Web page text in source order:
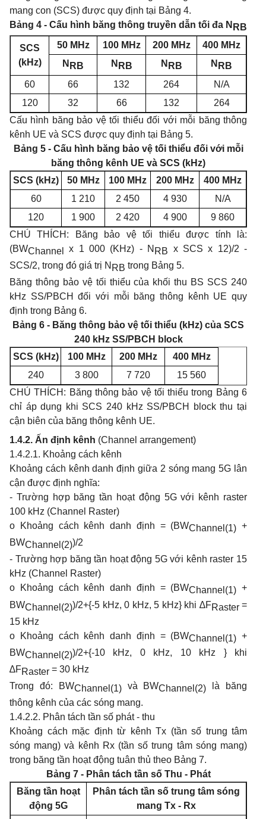
mang con (SCS) được quy định tại Bảng 4.
Bảng 4 - Cấu hình băng thông truyền dẫn tối đa N RB
SCS
(kHz)
50 MHz 100 MHz 200 MHz
400 MHz
N RB N RB N RB N RB
60
66 132 264
N/A
120
32 66 132
264
Cấu hình băng bảo vệ tối thiểu đối với mỗi băng thông
kênh UE và SCS được quy định tại Bảng 5.
Bảng 5 - Cấu hình băng bảo vệ tối thiểu đối với mỗi
băng thông kênh UE và SCS (kHz)
SCS (kHz)
50 MHz 100 MHz 200 MHz
400 MHz
60
1 210 2 450 4 930
N/A
120
1 900 2 420 4 900
9 860
CHÚ THÍCH: Băng bảo vệ tối thiểu được tính là:
(BWChannel x 1 000 (KHz) - N RB x SCS x 12)/2 -
SCS/2, trong đó giá trị N RB trong Bảng 5.
Băng thông bảo vệ tối thiểu của khối thu BS SCS 240
kHz SS/PBCH đối với mỗi băng thông kênh UE quy
định trong Bảng 6.
Bảng 6 - Băng thông bảo vệ tối thiểu (kHz) của SCS
240 kHz SS/PBCH block
SCS (kHz)
100 MHz 200 MHz
400 MHz
240
3 800 7 720
15 560
CHÚ THÍCH: Băng thông bảo vệ tối thiểu trong Bảng 6
chỉ áp dụng khi SCS 240 kHz SS/PBCH block thu tại
cận biên của băng thông kênh UE.
1.4.2. Ấn định kênh (Channel arrangement)
1.4.2.1. Khoảng cách kênh
Khoảng cách kênh danh định giữa 2 sóng mang 5G lân
cận được định nghĩa:
- Trường hợp băng tần hoạt động 5G với kênh raster
100 kHz (Channel Raster)
o Khoảng cách kênh danh định = (BWChannel(1) +
BWChanne (2))/2
- Trường hợp băng tần hoạt động 5G với kênh raster 15
kHz (Channel Raster)
o Khoảng cách kênh danh định = (BWChannel(1) +
BWChannel(2))/2+{-5 kHz, 0 kHz, 5 kHz} khi ∆FRaster=
15 kHz
o Khoảng cách kênh danh định = (BWChannel(1) +
BWChannel(2))/2+{-10 kHz, 0 kHz, 10 kHz } khi
∆FRaster = 30 kHz
Trong đó: BWChannel(1)và BWChannel(2) là băng
thông kênh của các sóng mang.
1.4.2.2. Phân tách tần số phát - thu
Khoảng cách mặc định từ kênh Tx (tần số trung tâm
sóng mang) và kênh Rx (tần số trung tâm sóng mang)
trong băng tần hoạt động tuân thủ theo Bảng 7.
Bảng 7 - Phân tách tần số Thu - Phát
Băng tần hoạt
động 5G
Phân tách tần số trung tâm sóng
mang Tx - Rx